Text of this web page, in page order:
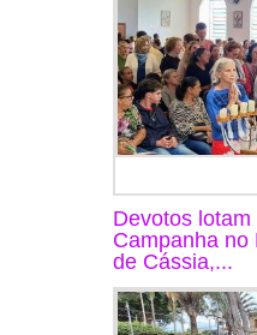
Devotos
Campanha no
de Cássia,...